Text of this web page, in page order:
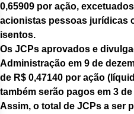
0,65909 por ação,
acionistas pessoas jurídicas
isentos.
Os JCPs aprovados e
Administração em 9 de
de R$ 0,47140 por ação
também serão pagos em 3
Assim, o total de JCPs a ser